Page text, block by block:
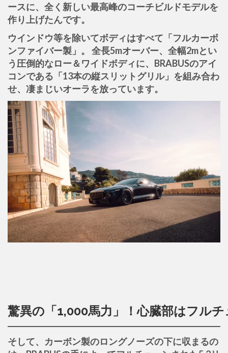
ースに、全く新しい最高峰のコーチビルドモデルを
作り上げたんです。
ウインドウ等を除いてボディはすべて「フルカーボ
ンファイバー製」。 全長5mオーバー、全幅2mとい
う圧倒的なロー＆ワイドボディに、BRABUSのアイ
コンである「13本の縦スリットグリル」を組み合わ
せ、凄まじいオーラを放っています。
驚異の「1,000馬力」！心臓部はフル
そして、カーボン製のロングノーズの下に収まるの